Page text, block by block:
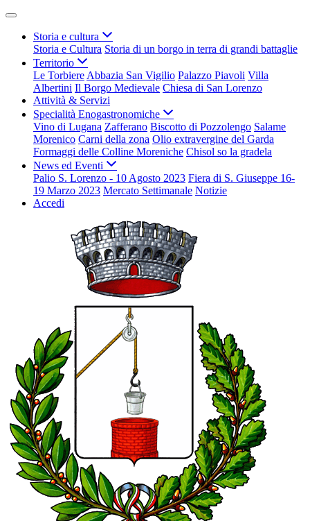
Storia e cultura
Storia e Cultura Storia di un borgo in terra di grandi battaglie
Territorio
Le Torbiere Abbazia San Vigilio Palazzo Piavoli Villa
Albertini Il Borgo Medievale Chiesa di San Lorenzo
Attività & Servizi
Specialità Enogastronomiche
Vino di Lugana Zafferano Biscotto di Pozzolengo Salame
Morenico Carni della zona Olio extravergine del Garda
Formaggi delle Colline Moreniche Chisol so la gradela
News ed Eventi
Palio S. Lorenzo - 10 Agosto 2023 Fiera di S. Giuseppe 16-
19 Marzo 2023 Mercato Settimanale Notizie
Accedi